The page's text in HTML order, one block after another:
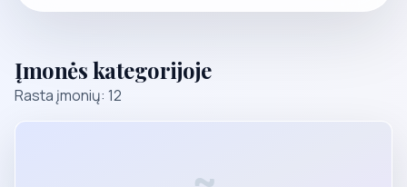
Įmonės kategorijoje
Rasta įmonių: 12